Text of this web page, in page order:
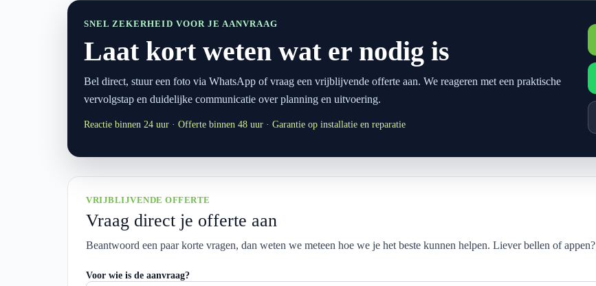
SNEL ZEKERHEID VOOR JE AANVRAAG
Laat kort weten wat er nodig is
Bel direct, stuur een foto via WhatsApp of vraag een vrijblijvende offerte aan. We reageren met een praktische
vervolgstap en duidelijke communicatie over planning en uitvoering.
Reactie binnen 24 uur · Offerte binnen 48 uur · Garantie op installatie en reparatie
VRIJBLIJVENDE OFFERTE
Vraag direct je offerte aan
Beantwoord een paar korte vragen, dan weten we meteen hoe we je het beste kunnen helpen. Liever bellen of appen?
Voor wie is de aanvraag?